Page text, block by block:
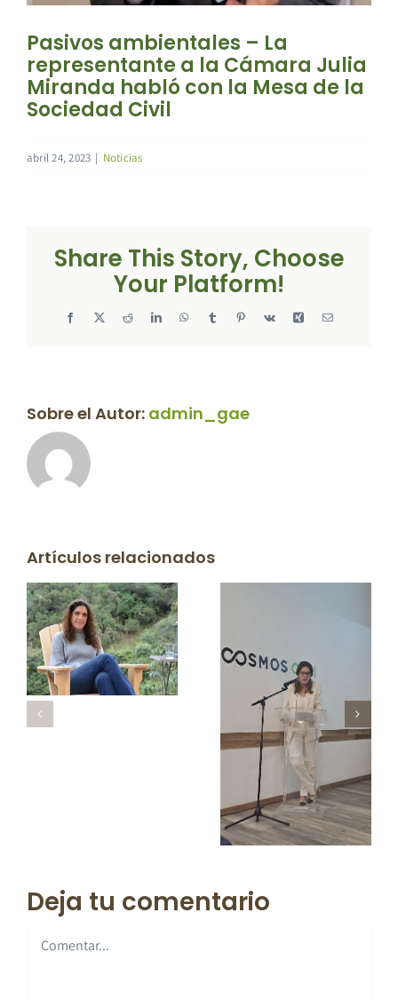
Pasivos ambientales – La
representante a la Cámara Julia
Miranda habló con la Mesa de la
Sociedad Civil
abril 24, 2023 | Noticias
Share This Story, Choose
Your Platform!
Facebook
X RedditLinkedInWhatsAppTumblr PinterestVk Xing Correo
Sobre el Autor: admin_gae
Artículos relacionados
Deja tu comentario